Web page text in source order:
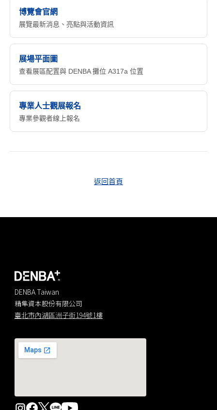
博覽會官網
展覽最新消息、亮點與活動資訊
展場平面圖
查看展區配置與 DENBA 攤位 A317a 位置
專業人士觀展報名
專業參觀者線上報名
返回首頁
DENBA Taiwan
精隼資本股份有限公司
臺北市內湖區洲子街194號1樓